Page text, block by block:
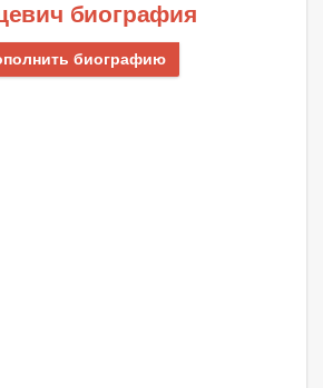
биография
биографию